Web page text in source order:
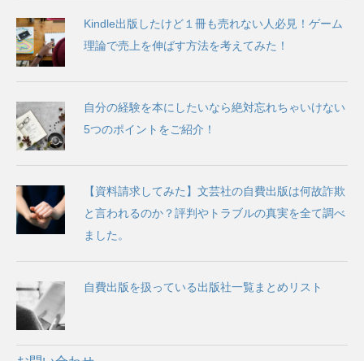
Kindle出版したけど１冊も売れない人必見！ゲーム
理論で売上を伸ばす方法を考えてみた！
自分の経験を本にしたいなら絶対忘れちゃいけない
5つのポイントをご紹介！
【資料請求してみた】文芸社の自費出版は何故詐欺
と言われるのか？評判やトラブルの真実を全て調べ
ました。
自費出版を扱っている出版社一覧まとめリスト